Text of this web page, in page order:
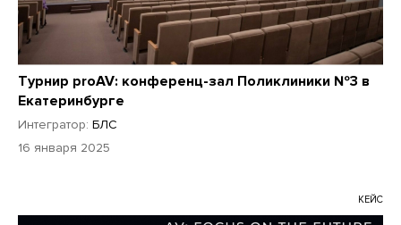
Турнир proAV: конференц-зал Поликлиники №3 в
Екатеринбурге
Интегратор: БЛС
16 января 2025
КЕЙС